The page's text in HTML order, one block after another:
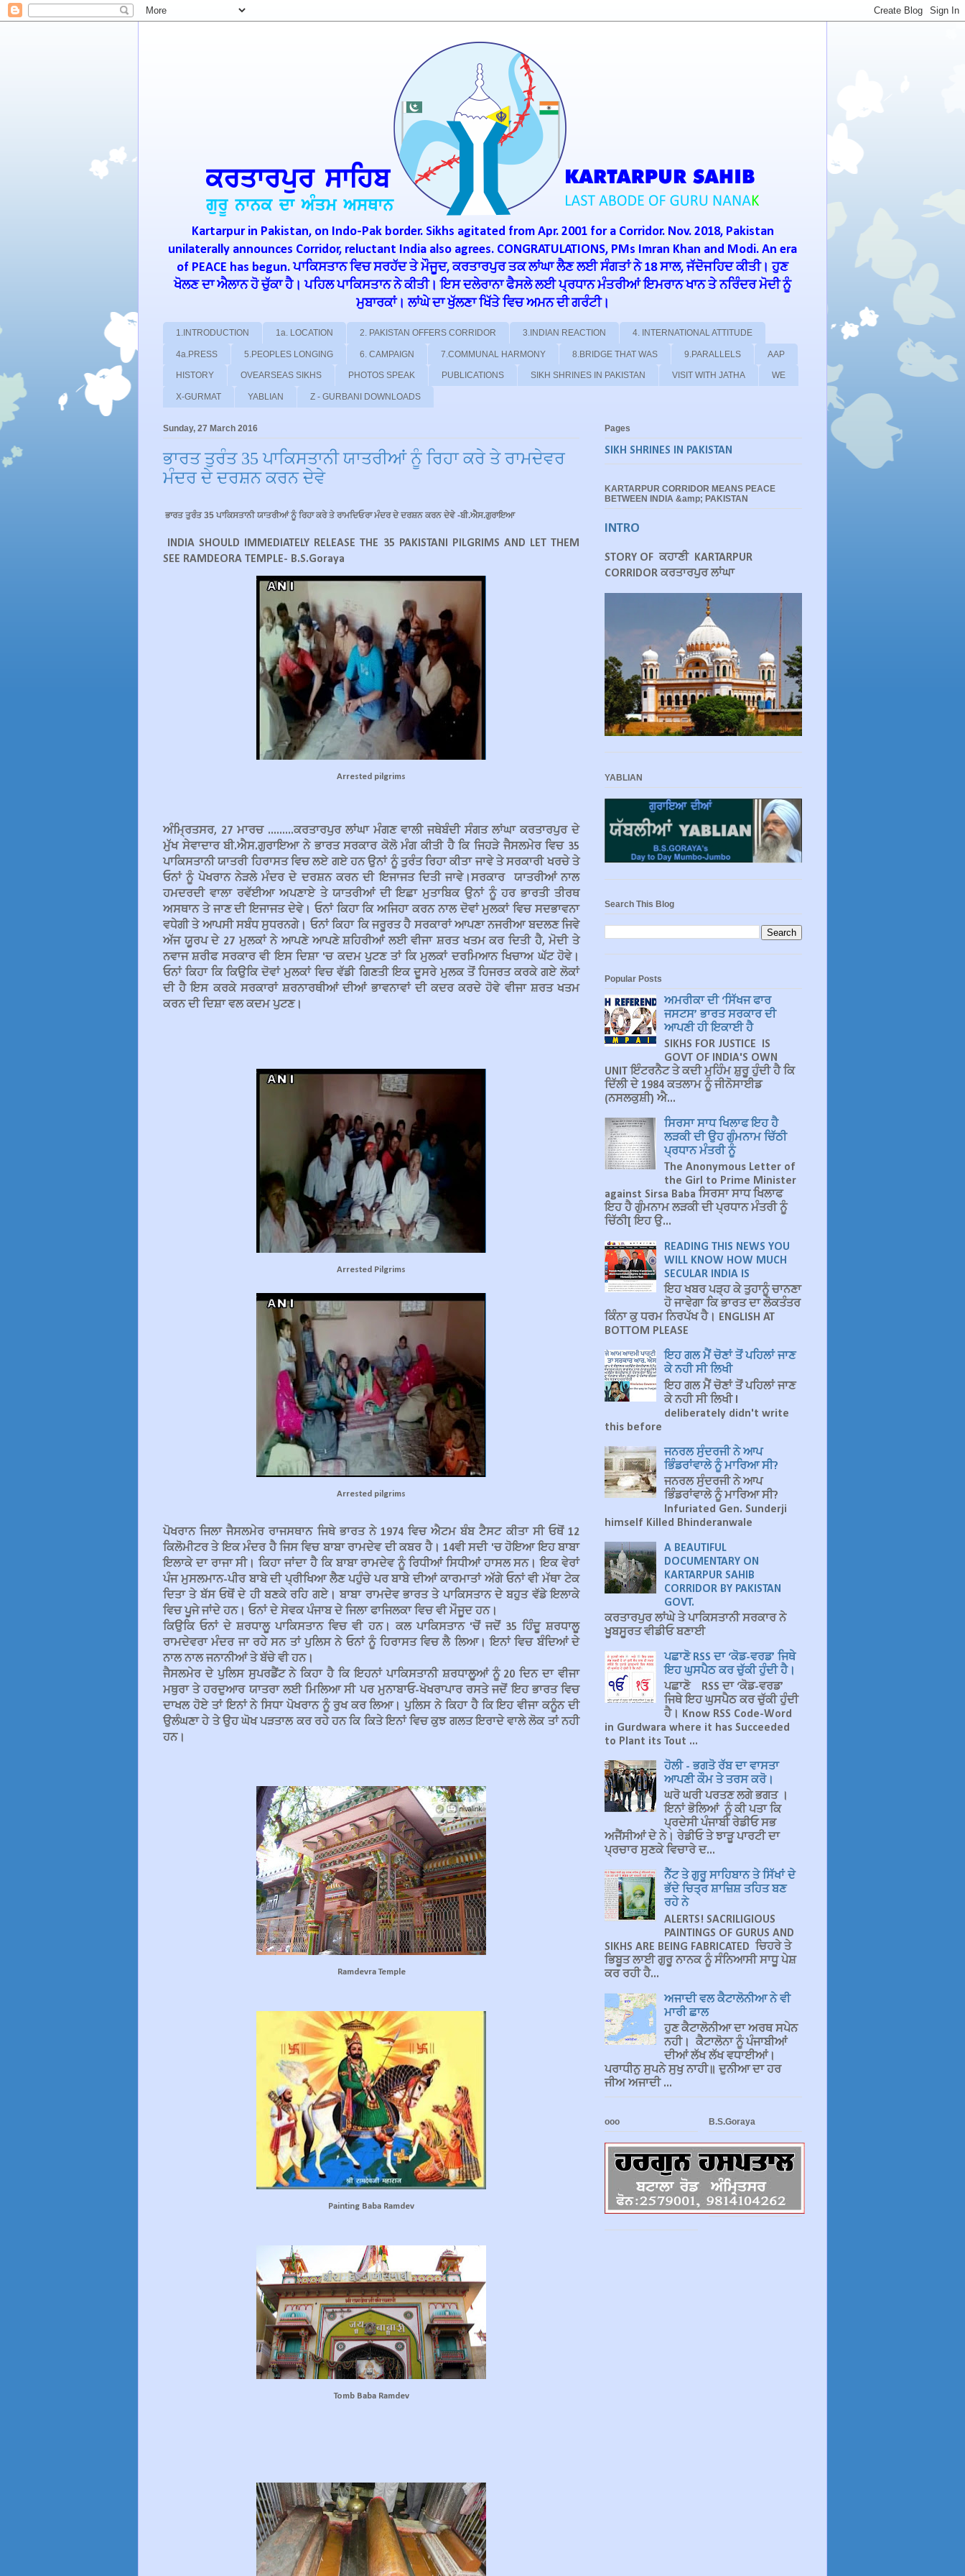
Kartarpur in Pakistan, on Indo-Pak border. Sikhs agitated from Apr. 2001 for a Corridor. Nov. 2018, Pakistan
unilaterally announces Corridor, reluctant India also agrees. CONGRATULATIONS, PMs Imran Khan and Modi. An era
of PEACE has begun. ਪਾਕਿਸਤਾਨ ਵਿਚ ਸਰਹੱਦ ਤੇ ਮੌਜੂਦ, ਕਰਤਾਰਪੁਰ ਤਕ ਲਾਂਘਾ ਲੈਣ ਲਈ ਸੰਗਤਾਂ ਨੇ 18 ਸਾਲ, ਜੱਦੋਜਹਿਦ ਕੀਤੀ। ਹੁਣ
ਖੋਲਣ ਦਾ ਐਲਾਨ ਹੋ ਚੁੱਕਾ ਹੈ। ਪਹਿਲ ਪਾਕਿਸਤਾਨ ਨੇ ਕੀਤੀ। ਇਸ ਦਲੇਰਾਨਾ ਫੈਸਲੇ ਲਈ ਪ੍ਰਧਾਨ ਮੰਤਰੀਆਂ ਇਮਰਾਨ ਖਾਨ ਤੇ ਨਰਿੰਦਰ ਮੋਦੀ ਨੂੰ
ਮੁਬਾਰਕਾਂ। ਲਾਂਘੇ ਦਾ ਖੁੱਲਣਾ ਖਿੱਤੇ ਵਿਚ ਅਮਨ ਦੀ ਗਰੰਟੀ।
1.INTRODUCTION 1a. LOCATION 2. PAKISTAN OFFERS CORRIDOR 3.INDIAN REACTION 4. INTERNATIONAL ATTITUDE
4a.PRESS 5.PEOPLES LONGING 6. CAMPAIGN 7.COMMUNAL HARMONY 8.BRIDGE THAT WAS 9.PARALLELS AAP
HISTORY OVEARSEAS SIKHS PHOTOS SPEAK PUBLICATIONS SIKH SHRINES IN PAKISTAN VISIT WITH JATHA WE
X-GURMAT YABLIAN Z - GURBANI DOWNLOADS
Sunday, 27 March 2016
ਭਾਰਤ ਤੁਰੰਤ 35 ਪਾਕਿਸਤਾਨੀ ਯਾਤਰੀਆਂ ਨੂੰ ਰਿਹਾ ਕਰੇ ਤੇ ਰਾਮਦੇਵਰ
ਮੰਦਰ ਦੇ ਦਰਸ਼ਨ ਕਰਨ ਦੇਵੇ
ਭਾਰਤ ਤੁਰੰਤ 35 ਪਾਕਿਸਤਾਨੀ ਯਾਤਰੀਆਂ ਨੂੰ ਰਿਹਾ ਕਰੇ ਤੇ ਰਾਮਦਿਓਰਾ ਮੰਦਰ ਦੇ ਦਰਸ਼ਨ ਕਰਨ ਦੇਵੇ -ਬੀ.ਐਸ.ਗੁਰਾਇਆ
INDIA SHOULD IMMEDIATELY RELEASE THE 35 PAKISTANI PILGRIMS AND LET THEM
SEE RAMDEORA TEMPLE- B.S.Goraya
Arrested pilgrims
ਅੰਮ੍ਰਿਤਸਰ, 27 ਮਾਰਚ .........ਕਰਤਾਰਪੁਰ ਲਾਂਘਾ ਮੰਗਣ ਵਾਲੀ ਜਥੇਬੰਦੀ ਸੰਗਤ ਲਾਂਘਾ ਕਰਤਾਰਪੁਰ ਦੇ
ਮੁੱਖ ਸੇਵਾਦਾਰ ਬੀ.ਐਸ.ਗੁਰਾਇਆ ਨੇ ਭਾਰਤ ਸਰਕਾਰ ਕੋਲੋ ਮੰਗ ਕੀਤੀ ਹੈ ਕਿ ਜਿਹੜੇ ਜੈਸਲਮੇਰ ਵਿਚ 35
ਪਾਕਿਸਤਾਨੀ ਯਾਤਰੀ ਹਿਰਾਸਤ ਵਿਚ ਲਏ ਗਏ ਹਨ ਉਨਾਂ ਨੂੰ ਤੁਰੰਤ ਰਿਹਾ ਕੀਤਾ ਜਾਵੇ ਤੇ ਸਰਕਾਰੀ ਖਰਚੇ ਤੇ
ਓਨਾਂ ਨੂੰ ਪੋਖਰਾਨ ਨੇੜਲੇ ਮੰਦਰ ਦੇ ਦਰਸ਼ਨ ਕਰਨ ਦੀ ਇਜਾਜਤ ਦਿਤੀ ਜਾਵੇ।ਸਰਕਾਰ ਯਾਤਰੀਆਂ ਨਾਲ
ਹਮਦਰਦੀ ਵਾਲਾ ਰਵੱਈਆ ਅਪਣਾਏ ਤੇ ਯਾਤਰੀਆਂ ਦੀ ਇਛਾ ਮੁਤਾਬਿਕ ਉਨਾਂ ਨੂੰ ਹਰ ਭਾਰਤੀ ਤੀਰਥ
ਅਸਥਾਨ ਤੇ ਜਾਣ ਦੀ ਇਜਾਜਤ ਦੇਵੇ। ਓਨਾਂ ਕਿਹਾ ਕਿ ਅਜਿਹਾ ਕਰਨ ਨਾਲ ਦੋਵਾਂ ਮੁਲਕਾਂ ਵਿਚ ਸਦਭਾਵਨਾ
ਵਧੇਗੀ ਤੇ ਆਪਸੀ ਸਬੰਧ ਸੁਧਰਨਗੇ। ਓਨਾਂ ਕਿਹਾ ਕਿ ਜਰੂਰਤ ਹੈ ਸਰਕਾਰਾਂ ਆਪਣਾ ਨਜਰੀਆ ਬਦਲਣ ਜਿਵੇ
ਅੱਜ ਯੂਰਪ ਦੇ 27 ਮੁਲਕਾਂ ਨੇ ਆਪਣੇ ਆਪਣੇ ਸ਼ਹਿਰੀਆਂ ਲਈ ਵੀਜਾ ਸ਼ਰਤ ਖਤਮ ਕਰ ਦਿਤੀ ਹੈ, ਮੋਦੀ ਤੇ
ਨਵਾਜ ਸ਼ਰੀਫ ਸਰਕਾਰ ਵੀ ਇਸ ਦਿਸ਼ਾ 'ਚ ਕਦਮ ਪੁਟਣ ਤਾਂ ਕਿ ਮੁਲਕਾਂ ਦਰਮਿਆਨ ਖਿਚਾਅ ਘੱਟ ਹੋਵੇ।
ਓਨਾਂ ਕਿਹਾ ਕਿ ਕਿਉਕਿ ਦੋਵਾਂ ਮੁਲਕਾਂ ਵਿਚ ਵੱਡੀ ਗਿਣਤੀ ਇਕ ਦੂਸਰੇ ਮੁਲਕ ਤੋਂ ਹਿਜਰਤ ਕਰਕੇ ਗਏ ਲੋਕਾਂ
ਦੀ ਹੈ ਇਸ ਕਰਕੇ ਸਰਕਾਰਾਂ ਸ਼ਰਨਾਰਥੀਆਂ ਦੀਆਂ ਭਾਵਨਾਵਾਂ ਦੀ ਕਦਰ ਕਰਦੇ ਹੋਵੇ ਵੀਜਾ ਸ਼ਰਤ ਖਤਮ
ਕਰਨ ਦੀ ਦਿਸ਼ਾ ਵਲ ਕਦਮ ਪੁਟਣ।
Arrested Pilgrims
Arrested pilgrims
ਪੋਖਰਾਨ ਜਿਲਾ ਜੈਸਲਮੇਰ ਰਾਜਸਥਾਨ ਜਿਥੇ ਭਾਰਤ ਨੇ 1974 ਵਿਚ ਐਟਮ ਬੰਬ ਟੈਸਟ ਕੀਤਾ ਸੀ ਓਥੋਂ 12
ਕਿਲੋਮੀਟਰ ਤੇ ਇਕ ਮੰਦਰ ਹੈ ਜਿਸ ਵਿਚ ਬਾਬਾ ਰਾਮਦੇਵ ਦੀ ਕਬਰ ਹੈ। 14ਵੀ ਸਦੀ 'ਚ ਹੋਇਆ ਇਹ ਬਾਬਾ
ਇਲਾਕੇ ਦਾ ਰਾਜਾ ਸੀ। ਕਿਹਾ ਜਾਂਦਾ ਹੈ ਕਿ ਬਾਬਾ ਰਾਮਦੇਵ ਨੂੰ ਰਿਧੀਆਂ ਸਿਧੀਆਂ ਹਾਸਲ ਸਨ। ਇਕ ਵੇਰਾਂ
ਪੰਜ ਮੁਸਲਮਾਨ-ਪੀਰ ਬਾਬੇ ਦੀ ਪ੍ਰੀਖਿਆ ਲੈਣ ਪਹੁੰਚੇ ਪਰ ਬਾਬੇ ਦੀਆਂ ਕਾਰਮਾਤਾਂ ਅੱਗੇ ਓਨਾਂ ਵੀ ਮੱਥਾ ਟੇਕ
ਦਿਤਾ ਤੇ ਬੱਸ ਓਥੋਂ ਦੇ ਹੀ ਬਣਕੇ ਰਹਿ ਗਏ। ਬਾਬਾ ਰਾਮਦੇਵ ਭਾਰਤ ਤੇ ਪਾਕਿਸਤਾਨ ਦੇ ਬਹੁਤ ਵੱਡੇ ਇਲਾਕੇ
ਵਿਚ ਪੂਜੇ ਜਾਂਦੇ ਹਨ। ਓਨਾਂ ਦੇ ਸੇਵਕ ਪੰਜਾਬ ਦੇ ਜਿਲਾ ਫਾਜਿਲਕਾ ਵਿਚ ਵੀ ਮੌਜੂਦ ਹਨ।
ਕਿਉਕਿ ਓਨਾਂ ਦੇ ਸ਼ਰਧਾਲੂ ਪਾਕਿਸਤਾਨ ਵਿਚ ਵੀ ਹਨ। ਕਲ ਪਾਕਿਸਤਾਨ 'ਚੋਂ ਜਦੋਂ 35 ਹਿੰਦੂ ਸ਼ਰਧਾਲੂ
ਰਾਮਦੇਵਰਾ ਮੰਦਰ ਜਾ ਰਹੇ ਸਨ ਤਾਂ ਪੁਲਿਸ ਨੇ ਓਨਾਂ ਨੂੰ ਹਿਰਾਸਤ ਵਿਚ ਲੈ ਲਿਆ। ਇਨਾਂ ਵਿਚ ਬੰਦਿਆਂ ਦੇ
ਨਾਲ ਨਾਲ ਜਨਾਨੀਆਂ ਤੇ ਬੱਚੇ ਵੀ ਹਨ।
ਜੈਸਲਮੇਰ ਦੇ ਪੁਲਿਸ ਸੁਪਰਡੈਂਟ ਨੇ ਕਿਹਾ ਹੈ ਕਿ ਇਹਨਾਂ ਪਾਕਿਸਤਾਨੀ ਸ਼ਰਧਾਲੂਆਂ ਨੂੰ 20 ਦਿਨ ਦਾ ਵੀਜਾ
ਮਥੁਰਾ ਤੇ ਹਰਦੁਆਰ ਯਾਤਰਾ ਲਈ ਮਿਲਿਆ ਸੀ ਪਰ ਮੁਨਾਬਾਓ-ਖੋਖਰਾਪਾਰ ਰਸਤੇ ਜਦੋਂ ਇਹ ਭਾਰਤ ਵਿਚ
ਦਾਖਲ ਹੋਏ ਤਾਂ ਇਨਾਂ ਨੇ ਸਿਧਾ ਪੋਖਰਾਨ ਨੂੰ ਰੁਖ ਕਰ ਲਿਆ। ਪੁਲਿਸ ਨੇ ਕਿਹਾ ਹੈ ਕਿ ਇਹ ਵੀਜਾ ਕਨੂੰਨ ਦੀ
ਉਲੰਘਣਾ ਹੇ ਤੇ ਉਹ ਘੋਖ ਪੜਤਾਲ ਕਰ ਰਹੇ ਹਨ ਕਿ ਕਿਤੇ ਇਨਾਂ ਵਿਚ ਕੁਝ ਗਲਤ ਇਰਾਦੇ ਵਾਲੇ ਲੋਕ ਤਾਂ ਨਹੀ
ਹਨ।
Ramdevra Temple
Painting Baba Ramdev
Tomb Baba Ramdev
Pages
SIKH SHRINES IN PAKISTAN
KARTARPUR CORRIDOR MEANS PEACE
BETWEEN INDIA &amp; PAKISTAN
INTRO
STORY OF ਕਹਾਣੀ KARTARPUR
CORRIDOR ਕਰਤਾਰਪੁਰ ਲਾਂਘਾ
YABLIAN
Search This Blog
Popular Posts
ਅਮਰੀਕਾ ਦੀ ‘ਸਿੱਖਜ ਫਾਰ
ਜਸਟਸ’ ਭਾਰਤ ਸਰਕਾਰ ਦੀ
ਆਪਣੀ ਹੀ ਇਕਾਈ ਹੈ
SIKHS FOR JUSTICE IS
GOVT OF INDIA'S OWN
UNIT ਇੰਟਰਨੈਟ ਤੇ ਕਦੀ ਮੁਹਿੰਮ ਸ਼ੁਰੂ ਹੁੰਦੀ ਹੈ ਕਿ
ਦਿੱਲੀ ਦੇ 1984 ਕਤਲਾਮ ਨੂੰ ਜੀਨੋਸਾਈਡ
(ਨਸਲਕੁਸ਼ੀ) ਐ...
ਸਿਰਸਾ ਸਾਧ ਖਿਲਾਫ ਇਹ ਹੈ
ਲੜਕੀ ਦੀ ਉਹ ਗੁੰਮਨਾਮ ਚਿੱਠੀ
ਪ੍ਰਧਾਨ ਮੰਤਰੀ ਨੂੰ
The Anonymous Letter of
the Girl to Prime Minister
against Sirsa Baba ਸਿਰਸਾ ਸਾਧ ਖਿਲਾਫ
ਇਹ ਹੈ ਗੁੰਮਨਾਮ ਲੜਕੀ ਦੀ ਪ੍ਰਧਾਨ ਮੰਤਰੀ ਨੂੰ
ਚਿੱਠੀ[ ਇਹ ਉ...
READING THIS NEWS YOU
WILL KNOW HOW MUCH
SECULAR INDIA IS
ਇਹ ਖਬਰ ਪੜ੍ਹ ਕੇ ਤੁਹਾਨੂੰ ਚਾਨਣਾ
ਹੋ ਜਾਵੇਗਾ ਕਿ ਭਾਰਤ ਦਾ ਲੋਕਤੰਤਰ
ਕਿੰਨਾ ਕੁ ਧਰਮ ਨਿਰਪੱਖ ਹੈ। ENGLISH AT
BOTTOM PLEASE
ਇਹ ਗਲ ਮੈਂ ਚੋਣਾਂ ਤੋਂ ਪਹਿਲਾਂ ਜਾਣ
ਕੇ ਨਹੀ ਸੀ ਲਿਖੀ
ਇਹ ਗਲ ਮੈਂ ਚੋਣਾਂ ਤੋਂ ਪਹਿਲਾਂ ਜਾਣ
ਕੇ ਨਹੀ ਸੀ ਲਿਖੀ I
deliberately didn't write
this before
ਜਨਰਲ ਸੁੰਦਰਜੀ ਨੇ ਆਪ
ਭਿੰਡਰਾਂਵਾਲੇ ਨੂੰ ਮਾਰਿਆ ਸੀ?
ਜਨਰਲ ਸੁੰਦਰਜੀ ਨੇ ਆਪ
ਭਿੰਡਰਾਂਵਾਲੇ ਨੂੰ ਮਾਰਿਆ ਸੀ?
Infuriated Gen. Sunderji
himself Killed Bhinderanwale
A BEAUTIFUL
DOCUMENTARY ON
KARTARPUR SAHIB
CORRIDOR BY PAKISTAN
GOVT.
ਕਰਤਾਰਪੁਰ ਲਾਂਘੇ ਤੇ ਪਾਕਿਸਤਾਨੀ ਸਰਕਾਰ ਨੇ
ਖੂਬਸੂਰਤ ਵੀਡੀਓ ਬਣਾਈ
ਪਛਾਣੋ RSS ਦਾ ‘ਕੋਡ-ਵਰਡ’ ਜਿਥੇ
ਇਹ ਘੁਸਪੈਠ ਕਰ ਚੁੱਕੀ ਹੁੰਦੀ ਹੈ।
ਪਛਾਣੋ RSS ਦਾ ‘ਕੋਡ-ਵਰਡ’
ਜਿਥੇ ਇਹ ਘੁਸਪੈਠ ਕਰ ਚੁੱਕੀ ਹੁੰਦੀ
ਹੈ। Know RSS Code-Word
in Gurdwara where it has Succeeded
to Plant its Tout ...
ਹੋਲੀ - ਭਗਤੋ ਰੱਬ ਦਾ ਵਾਸਤਾ
ਆਪਣੀ ਕੌਮ ਤੇ ਤਰਸ ਕਰੋ।
ਘਰੋ ਘਰੀ ਪਰਤਣ ਲਗੇ ਭਗਤ ।
ਇਨਾਂ ਭੋਲਿਆਂ ਨੂੰ ਕੀ ਪਤਾ ਕਿ
ਪ੍ਰਦੇਸੀ ਪੰਜਾਬੀ ਰੇਡੀਓ ਸਭ
ਅਜੈਂਸੀਆਂ ਦੇ ਨੇ। ਰੇਡੀਓ ਤੇ ਝਾੜੂ ਪਾਰਟੀ ਦਾ
ਪ੍ਰਚਾਰ ਸੁਣਕੇ ਵਿਚਾਰੇ ਦ...
ਨੈੱਟ ਤੇ ਗੁਰੂ ਸਾਹਿਬਾਨ ਤੇ ਸਿੱਖਾਂ ਦੇ
ਭੱਦੇ ਚਿਤ੍ਰ ਸ਼ਾਜ਼ਿਸ਼ ਤਹਿਤ ਬਣ
ਰਹੇ ਨੇ
ALERTS! SACRILIGIOUS
PAINTINGS OF GURUS AND
SIKHS ARE BEING FABRICATED ਚਿਹਰੇ ਤੇ
ਭਿਬੂਤ ਲਾਈ ਗੁਰੂ ਨਾਨਕ ਨੂੰ ਸੰਨਿਆਸੀ ਸਾਧੂ ਪੇਸ਼
ਕਰ ਰਹੀ ਹੈ...
ਅਜਾਦੀ ਵਲ ਕੈਟਾਲੋਨੀਆ ਨੇ ਵੀ
ਮਾਰੀ ਛਾਲ
ਹੁਣ ਕੈਟਾਲੋਨੀਆ ਦਾ ਅਰਥ ਸਪੇਨ
ਨਹੀ। ਕੈਟਾਲੋਨਾ ਨੂੰ ਪੰਜਾਬੀਆਂ
ਦੀਆਂ ਲੱਖ ਲੱਖ ਵਧਾਈਆਂ।
ਪਰਾਧੀਨੁ ਸੁਪਨੇ ਸੁਖੁ ਨਾਹੀ॥ ਦੁਨੀਆ ਦਾ ਹਰ
ਜੀਅ ਅਜਾਦੀ ...
ooo B.S.Goraya